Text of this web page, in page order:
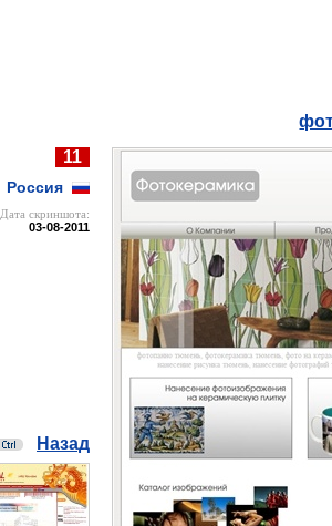
11
Россия
Дата cкриншота:
03-08-2011
Назад